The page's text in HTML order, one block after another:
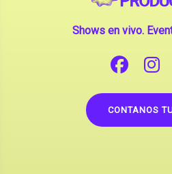
Shows en vivo.
CONTANOS